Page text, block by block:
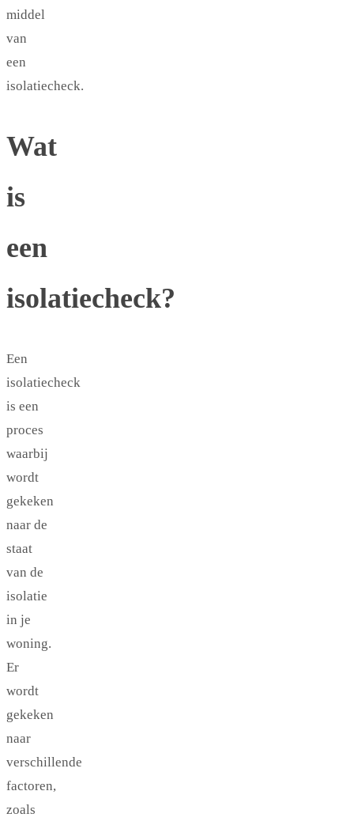
middel
van
een
isolatiecheck.
Wat
is
een
isolatiecheck?
Een
isolatiecheck
is een
proces
waarbij
wordt
gekeken
naar de
staat
van de
isolatie
in je
woning.
Er
wordt
gekeken
naar
verschillende
factoren,
zoals